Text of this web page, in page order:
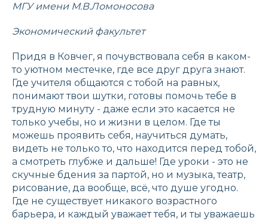
МГУ имени М.В.Ломоносова
Экономический факультет
Придя в Ковчег, я почувствовала себя в каком-
то уютном местечке, где все друг друга знают.
Где учителя общаются с тобой на равных,
понимают твои шутки, готовы помочь тебе в
трудную минуту - даже если это касается не
только учебы, но и жизни в целом. Где ты
можешь проявить себя, научиться думать,
видеть не только то, что находится перед тобой,
а смотреть глубже и дальше! Где уроки - это не
скучные бдения за партой, но и музыка, театр,
рисование, да вообще, всё, что душе угодно.
Где не существует никакого возрастного
барьера, и каждый уважает тебя, и ты уважаешь